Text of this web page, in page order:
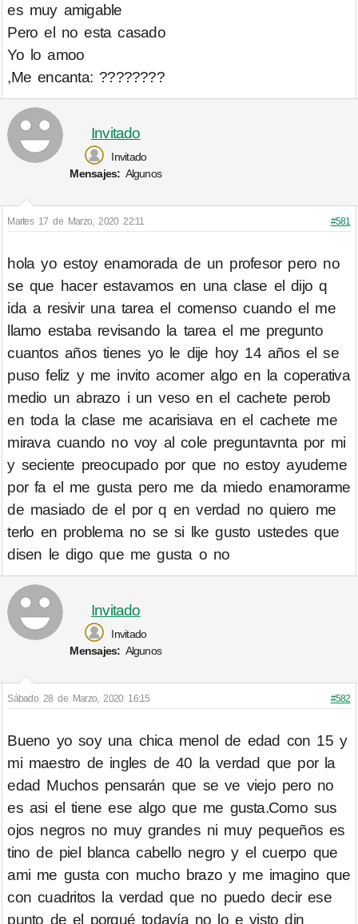
es muy amigable
Pero el no esta casado
Yo lo amoo
,Me encanta: ????????
Invitado
Invitado
Mensajes: Algunos
Martes 17 de Marzo, 2020 22:11 #581
hola yo estoy enamorada de un profesor pero no
se que hacer estavamos en una clase el dijo q
ida a resivir una tarea el comenso cuando el me
llamo estaba revisando la tarea el me pregunto
cuantos años tienes yo le dije hoy 14 años el se
puso feliz y me invito acomer algo en la coperativa
medio un abrazo i un veso en el cachete perob
en toda la clase me acarisiava en el cachete me
mirava cuando no voy al cole preguntavnta por mi
y seciente preocupado por que no estoy ayudeme
por fa el me gusta pero me da miedo enamorarme
de masiado de el por q en verdad no quiero me
terlo en problema no se si lke gusto ustedes que
disen le digo que me gusta o no
Invitado
Invitado
Mensajes: Algunos
Sábado 28 de Marzo, 2020 16:15 #582
Bueno yo soy una chica menol de edad con 15 y
mi maestro de ingles de 40 la verdad que por la
edad Muchos pensarán que se ve viejo pero no
es asi el tiene ese algo que me gusta.Como sus
ojos negros no muy grandes ni muy pequeños es
tino de piel blanca cabello negro y el cuerpo que
ami me gusta con mucho brazo y me imagino que
con cuadritos la verdad que no puedo decir ese
punto de el porqué todavía no lo e visto din